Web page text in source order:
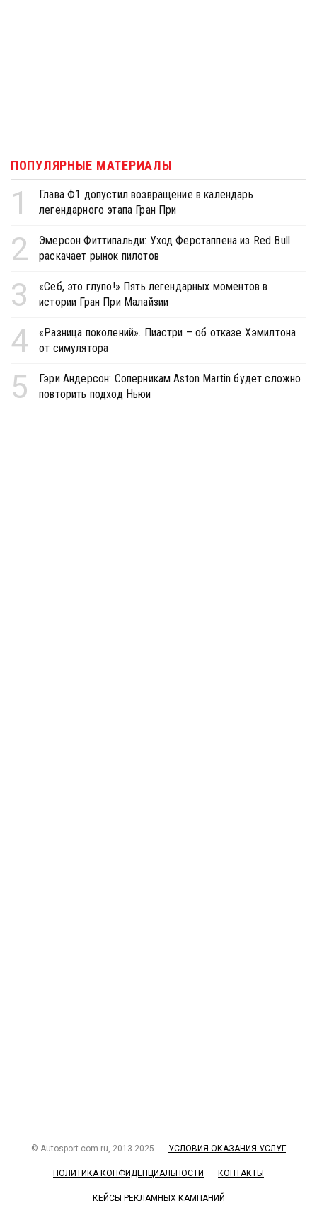
ПОПУЛЯРНЫЕ МАТЕРИАЛЫ
1
Глава Ф1 допустил возвращение в календарь
легендарного этапа Гран При
2
Эмерсон Фиттипальди: Уход Ферстаппена из Red Bull
раскачает рынок пилотов
3
«Себ, это глупо!» Пять легендарных моментов в
истории Гран При Малайзии
4
«Разница поколений». Пиастри – об отказе Хэмилтона
от симулятора
5
Гэри Андерсон: Соперникам Aston Martin будет сложно
повторить подход Ньюи
© Autosport.com.ru, 2013-2025 УСЛОВИЯ ОКАЗАНИЯ УСЛУГ
ПОЛИТИКА КОНФИДЕНЦИАЛЬНОСТИ КОНТАКТЫ
КЕЙСЫ РЕКЛАМНЫХ КАМПАНИЙ